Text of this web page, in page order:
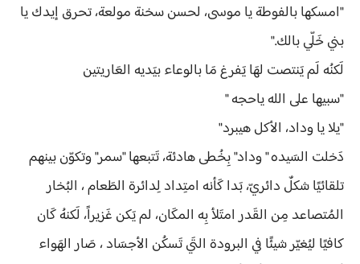
"امسكها بالفوطة يا موسى، لحسن سخنة مولعة، تحرق إيدك يا
بني خَلّي بالك."
لَكنُه لَم يَنتصت لهَا يَفرغ مَا بالوعاء بيَديه العَاريتين
"سبيها على الله ياحجه "
"يلا يا وداد، الأكل هيبرد"
دَخلت السَيده " وداد" بِخُطى هادئة، تَتبعها "سمر" وتكوّن بينهم
تلقائيًا شكلٌ دائريّ، بَدا كَأنه امتِداد لِدائرة الطَعام ، البُخار
المُتصاعد مِن القَدر امتَلأ بِه المكَان، لم يَكن غَزيراً، لَكنهُ كَان
كافيًا ليُغيّر شيئًا في البرودة التَي تَسكُن الأجسَاد ، صَار الهَواء